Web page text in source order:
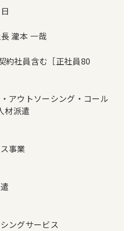
瀧本 一哉
約社員含む［正社員80
アウトソーシング・コール
材派遣
事業
ングサービス